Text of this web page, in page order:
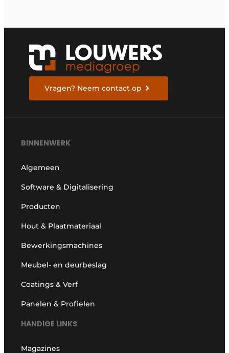
Vragen? Neem contact op
BINNENWERK
Algemeen
Software & Digitalisering
Producten
Hout & Plaatmateriaal
Bewerkingsmachines
Meubel- en deurbeslag
Coatings & Verf
Panelen & Profielen
HANDIGE LINKS
Magazines